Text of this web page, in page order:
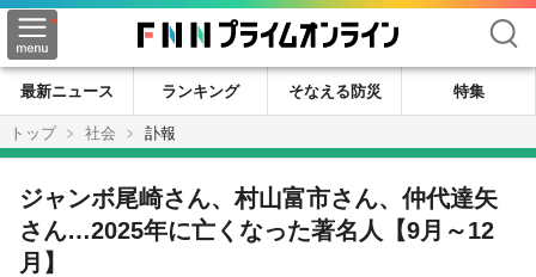
検索
最新ニュース ランキング そなえる防災
特集
トップ
社会 訃報
ジャンボ尾崎さん、村山富市さん、仲代達矢
さん…2025年に亡くなった著名人【9月～12
月】